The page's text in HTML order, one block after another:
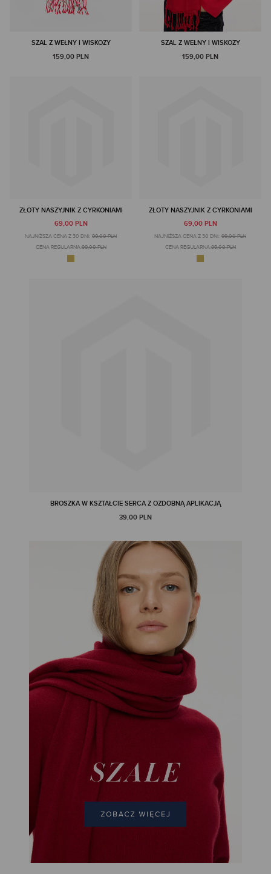
SZAL Z WEŁNY I WISKOZY
159,00 PLN
SZAL Z WEŁNY I WISKOZY
159,00 PLN
ZŁOTY NASZYJNIK Z CYRKONIAMI
69,00 PLN
NAJNIŻSZA CENA Z 30 DNI: 99,00 PLN
CENA REGULARNA:99,00 PLN
ZŁOTY NASZYJNIK Z CYRKONIAMI
69,00 PLN
NAJNIŻSZA CENA Z 30 DNI: 99,00 PLN
CENA REGULARNA:99,00 PLN
BROSZKA W KSZTAŁCIE SERCA Z OZDOBNĄ APLIKACJĄ
39,00 PLN